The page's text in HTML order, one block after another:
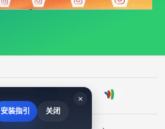
×
安装指引 关闭